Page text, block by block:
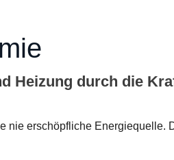
Heizung durch die
nie erschöpfliche Energiequelle.